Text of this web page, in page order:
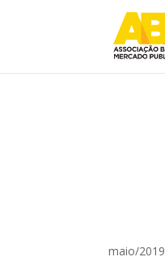
maio/2019